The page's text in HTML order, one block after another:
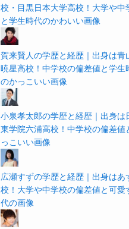
校・目黒日本大学高校！大学や中
と学生時代のかわいい画像
賀来賢人の学歴と経歴｜出身は青
暁星高校！中学校の偏差値と学生
のかっこいい画像
小泉孝太郎の学歴と経歴｜出身は
東学院六浦高校！中学校の偏差値
っこいい画像
広瀬すずの学歴と経歴｜出身はあ
校！大学や中学校の偏差値と可愛
代の画像